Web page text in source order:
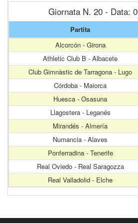
Giornata N. 20 - Data:
Partita
Alcorcón - Girona
Athletic Club B - Albacete
Club Gimnàstic de Tarragona - Lugo
Córdoba - Maiorca
Huesca - Osasuna
Llagostera - Leganés
Mirandés - Almería
Numancia - Alaves
Ponferradina - Tenerife
Real Oviedo - Real Saragozza
Real Valladolid - Elche